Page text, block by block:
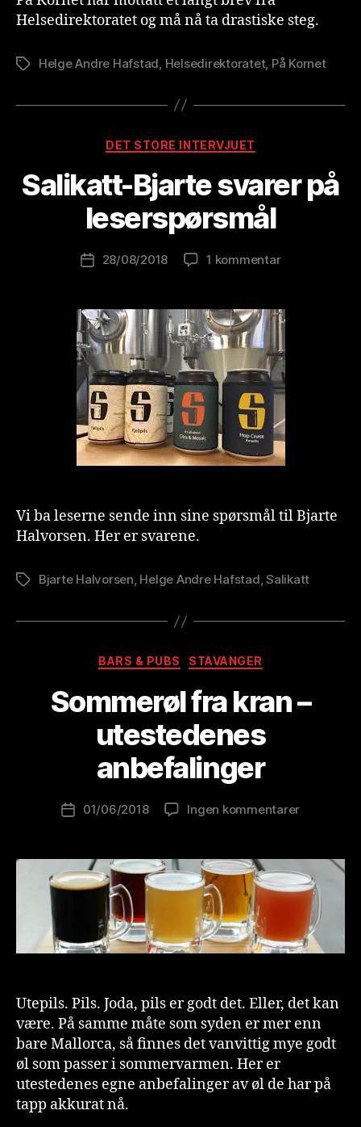
Helsedirektoratet og må nå ta drastiske steg.
StikkordHelge Andre Hafstad Helsedirektoratet, På Kornet
Kategorier
DET STORE INTERVJUET
Salikatt-Bjarte svarer på
leserspørsmål
Innleggsforfatter
v
r
w
o
n
is
t
Publiseringsdato
28/08/2018 1 kommentartil
svarer
på
leserspørsmål
Vi ba leserne sende inn sine spørsmål til Bjarte
Halvorsen. Her er svarene.
StikkordBjarte Halvorsen, Helge Andre Hafstad,Salikatt
Kategorier
BARS & PUBS STAVANGER
Sommerøl fra kran –
utestedenes
anbefalinger
Innleggsforfatter
v
r
w
l
o
n
is
t
Publiseringsdato
01/06/2018 Ingen kommentarertil
kran
–
Utepils. Pils. Joda, pils er godt det. Eller, det kan
være. På samme måte som syden er mer enn
bare Mallorca, så finnes det vanvittig mye godt
øl som passer i sommervarmen. Her er
utestedenes egne anbefalinger av øl de har på
tapp akkurat nå.